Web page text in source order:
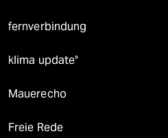
fernverbindung
klima update°
Mauerecho
Freie Rede